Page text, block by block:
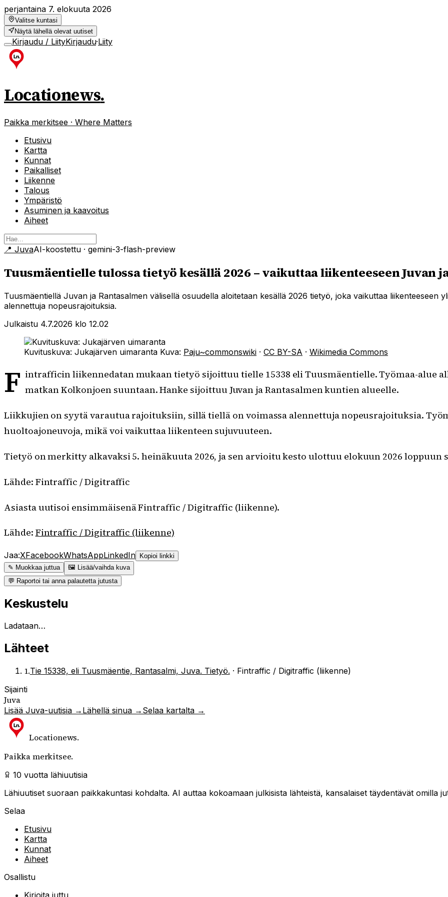
perjantaina 7. elokuuta 2026
Valitse kuntasi
Näytä lähellä olevat uutiset
Kirjaudu / LiityKirjaudu·Liity
Locationews.
Paikka merkitsee · Where Matters
Etusivu
Kartta
Kunnat
Paikalliset
Liikenne
Talous
Ympäristö
Asuminen ja kaavoitus
Aiheet
📍 JuvaAI-koostettu · gemini-3-flash-preview
Tuusmäentielle tulossa tietyö kesällä 2026 – vaikuttaa liikenteeseen Juvan
Tuusmäentiellä Juvan ja Rantasalmen välisellä osuudella aloitetaan kesällä 2026 tietyö, joka vaikuttaa liikenteeseen
alennettuja nopeusrajoituksia.
Julkaistu 4.7.2026 klo 12.02
Kuvituskuva: Jukajärven uimaranta Kuva: Paju~commonswiki · CC BY-SA · Wikimedia Commons
F intrafficin liikennedatan mukaan tietyö sijoittuu tielle 15338 eli Tuusmäentielle. Työmaa-alue
matkan Kolkonjoen suuntaan. Hanke sijoittuu Juvan ja Rantasalmen kuntien alueelle.
Liikkujien on syytä varautua rajoituksiin, sillä tiellä on voimassa alennettuja nopeusrajoituksia.
huoltoajoneuvoja, mikä voi vaikuttaa liikenteen sujuvuuteen.
Tietyö on merkitty alkavaksi 5. heinäkuuta 2026, ja sen arvioitu kesto ulottuu elokuun 2026 loppuun
Lähde: Fintraffic / Digitraffic
Asiasta uutisoi ensimmäisenä Fintraffic / Digitraffic (liikenne).
Lähde: Fintraffic / Digitraffic (liikenne)
Jaa:XFacebookWhatsAppLinkedIn
Kopioi linkki
✎ Muokkaa juttua
🖼 Lisää/vaihda kuva
💬 Raportoi tai anna palautetta jutusta
Keskustelu
Ladataan…
Lähteet
1.Tie 15338, eli Tuusmäentie, Rantasalmi, Juva. Tietyö. · Fintraffic / Digitraffic (liikenne)
Sijainti
Juva
Lisää Juva-uutisia → Lähellä sinua → Selaa kartalta →
Locationews.
Paikka merkitsee.
10 vuotta lähiuutisia
Lähiuutiset suoraan paikkakuntasi kohdalta. AI auttaa kokoamaan julkisista lähteistä, kansalaiset täydentävät omilla
Selaa
Etusivu
Kartta
Kunnat
Aiheet
Osallistu
Kirjoita juttu